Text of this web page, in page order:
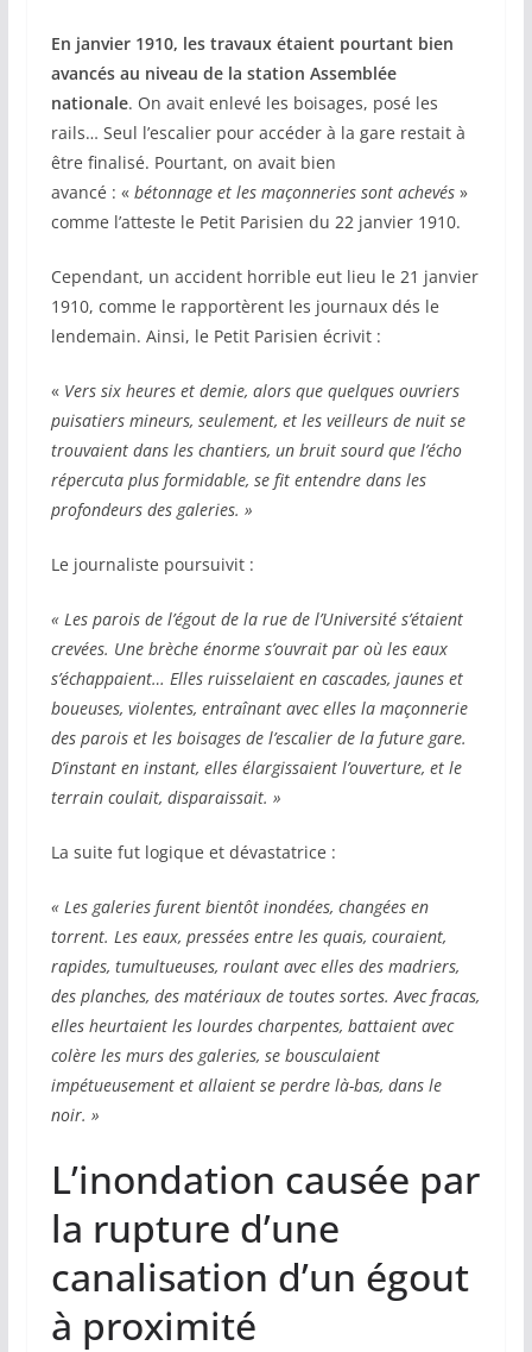
En janvier 1910, les travaux étaient pourtant bien
avancés au niveau de la station Assemblée
nationale. On avait enlevé les boisages, posé les
rails… Seul l’escalier pour accéder à la gare restait à
être finalisé. Pourtant, on avait bien
avancé : « bétonnage et les maçonneries sont achevés»
comme l’atteste le Petit Parisien du 22 janvier 1910.
Cependant, un accident horrible eut lieu le 21 janvier
1910, comme le rapportèrent les journaux dés le
lendemain. Ainsi, le Petit Parisien écrivit :
« Vers six heures et demie, alors que quelques ouvriers
puisatiers mineurs, seulement, et les veilleurs de nuit se
trouvaient dans les chantiers, un bruit sourd que l’écho
répercuta plus formidable, se fit entendre dans les
profondeurs des galeries. »
Le journaliste poursuivit :
« Les parois de l’égout de la rue de l’Université s’étaient
crevées. Une brèche énorme s’ouvrait par où les eaux
s’échappaient… Elles ruisselaient en cascades, jaunes et
boueuses, violentes, entraînant avec elles la maçonnerie
des parois et les boisages de l’escalier de la future gare.
D’instant en instant, elles élargissaient l’ouverture, et le
terrain coulait, disparaissait. »
La suite fut logique et dévastatrice :
« Les galeries furent bientôt inondées, changées en
torrent. Les eaux, pressées entre les quais, couraient,
rapides, tumultueuses, roulant avec elles des madriers,
des planches, des matériaux de toutes sortes. Avec fracas,
elles heurtaient les lourdes charpentes, battaient avec
colère les murs des galeries, se bousculaient
impétueusement et allaient se perdre là-bas, dans le
noir. »
L’inondation causée par
la rupture d’une
canalisation d’un égout
à proximité